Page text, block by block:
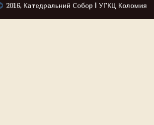
2016, Катедральний Собор | УГКЦ Коломия